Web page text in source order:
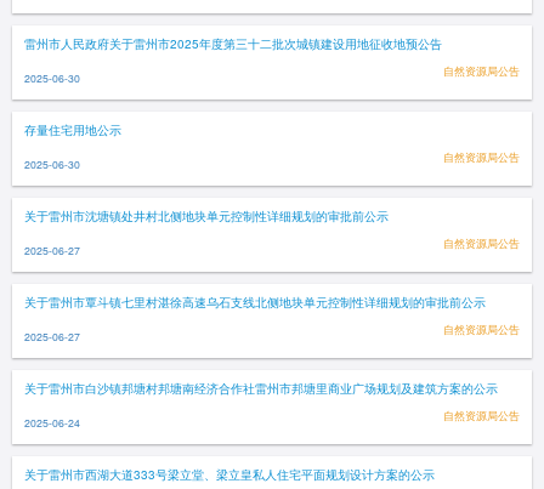
雷州市人民政府关于雷州市2025年度第三十二批次城镇建设用地征收地预公告
2025-06-30 自然资源局公告
存量住宅用地公示
2025-06-30 自然资源局公告
关于雷州市沈塘镇处井村北侧地块单元控制性详细规划的审批前公示
2025-06-27 自然资源局公告
关于雷州市覃斗镇七里村湛徐高速乌石支线北侧地块单元控制性详细规划的审批前公示
2025-06-27 自然资源局公告
关于雷州市白沙镇邦塘村邦塘南经济合作社雷州市邦塘里商业广场规划及建筑方案的公示
2025-06-24 自然资源局公告
关于雷州市西湖大道333号梁立堂、梁立皇私人住宅平面规划设计方案的公示